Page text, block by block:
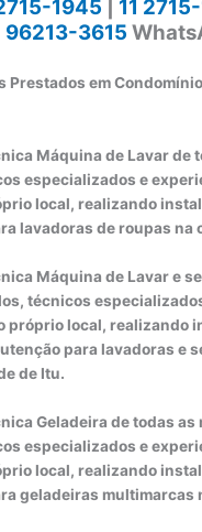
1945
11
96213-3615
Prestados em
Máquina de Lavar de
especializados e
local, realizando
lavadoras de roupas na
Máquina de Lavar e
técnicos
próprio local, realizando
para lavadoras e
de Itu.
Geladeira de todas as
especializados e
local, realizando
geladeiras multimarcas